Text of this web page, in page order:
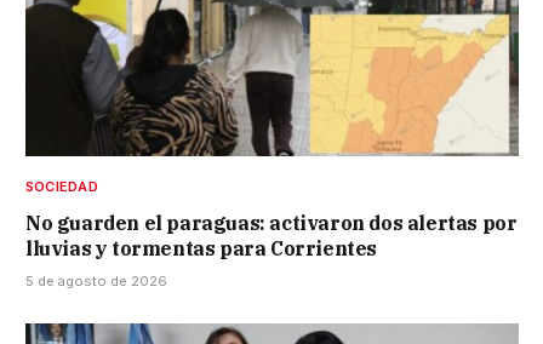
SOCIEDAD
No guarden el paraguas: activaron dos alertas por
lluvias y tormentas para Corrientes
5 de agosto de 2026